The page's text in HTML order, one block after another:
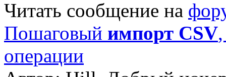
Читать сообщение на
Пошаговый импорт CSV
операции